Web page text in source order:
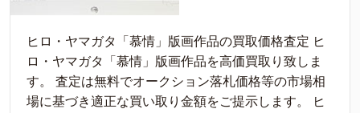
ヒロ・ヤマガタ「慕情」版画作品の買取価格査定 ヒ
ロ・ヤマガタ「慕情」版画作品を高価買取り致しま
す。 査定は無料でオークション落札価格等の市場相
場に基づき適正な買い取り金額をご提示します。 ヒ